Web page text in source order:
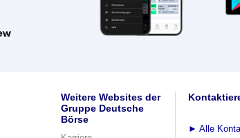
Weitere Websites der
Gruppe Deutsche
Börse
► Alle